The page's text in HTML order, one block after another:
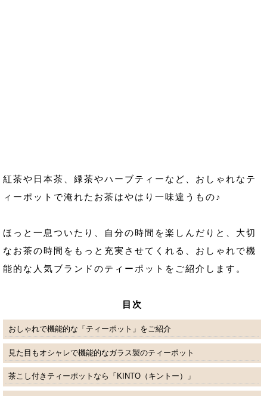
紅茶や日本茶、緑茶やハーブティーなど、おしゃれなテ
ィーポットで淹れたお茶はやはり一味違うもの♪
ほっと一息ついたり、自分の時間を楽しんだりと、大切
なお茶の時間をもっと充実させてくれる、おしゃれで機
能的な人気ブランドのティーポットをご紹介します。
目次
おしゃれで機能的な「ティーポット」をご紹介
見た目もオシャレで機能的なガラス製のティーポット
茶こし付きティーポットなら「KINTO（キントー）」